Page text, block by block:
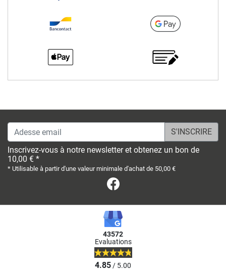
Adesse email
Inscrivez-vous à notre newsletter et obtenez un bon de
10,00 € *
* Utilisable à partir d'une valeur minimale d'achat de 50,00 €
43572
Evaluations
4.85/ 5.00